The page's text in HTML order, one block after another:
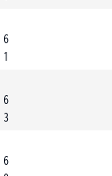
6
1
6
3
6